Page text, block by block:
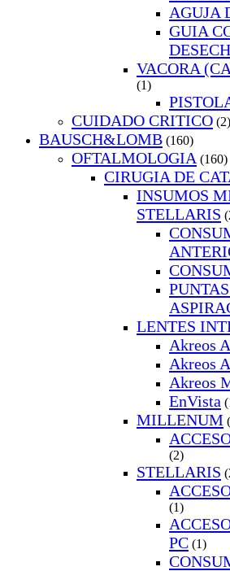
AGUJA
GUIA
VACORA
(1)
CUIDADO CRITICO (2)
BAUSCH&LOMB (160)
OFTALMOLOGIA (160)
CIRUGIA DE
INSUMOS
STELLARIS
LENTES
Akreos
Akreos
Akreos
EnVista
MILLENUM
(2)
STELLARIS
(1)
PC (1)